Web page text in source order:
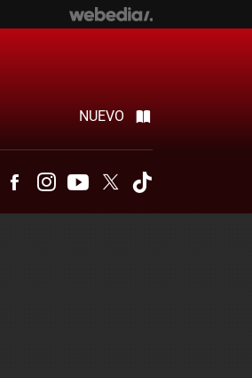
NUEVO
TelegramFacebookInstagramYoutubeTwitter